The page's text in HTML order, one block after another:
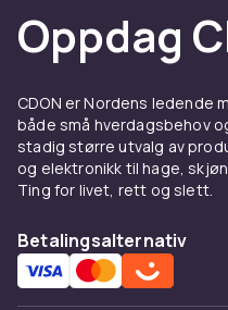
Deksel og
Et godt deksel
S22 5G mot riper,
Velg mellom tynne
telefonens slanke
støtdempende
beskyttelse. Se hele
tilbehørhos CDON.
Oppdag
CDON er Nordens ledende
både små hverdagsbehov
stadig større utvalg av
og elektronikk til hage,
Ting for livet, rett og slett.
Betalingsalternativ